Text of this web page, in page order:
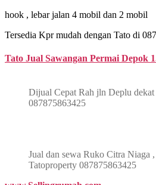
hook , lebar jalan 4 mobil dan 2 mobil
Tersedia Kpr mudah dengan Tato di
Tato Jual Sawangan Permai Depok
Dijual Cepat Rah jln Deplu
087875863425
Jual dan sewa Ruko Citra Niaga
Tatoproperty 087875863425